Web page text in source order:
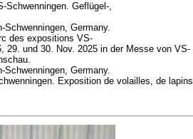
Schwenningen. Geflügel-,
Germany.
des expositions VS-
29. und 30. Nov. 2025 in der Messe von VS-
Germany.
Exposition de volailles, de lapins